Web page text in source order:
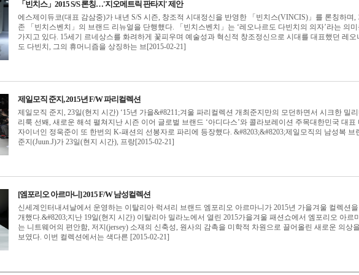
「빈치스」2015 S/S 론칭…'지오메트릭 판타지' 제안
에스제이듀코(대표 감삼중)가 내년 S/S 시즌, 창조적 시대정신을 반영한 「빈치스(VINCIS)」를 론칭하며,
존 「빈치스벤치」의 브랜드 리뉴얼을 단행했다. 「빈치스벤치」는 ‘레오나르도 다빈치의 의자’라는 의미
가지고 있다. 15세기 르네상스를 화려하게 꽃피우며 예술성과 혁신적 창조정신으로 시대를 대표했던 레오
도 다빈치, 그의 휴머니즘을 상징하는 브[2015-02-21]
제일모직 준지, 2015년 F/W 파리컬렉션
제일모직 준지, 23일(현지 시간) ‘15년 가을&#8211;겨울 파리컬렉션 개최준지만의 모던하면서 시크한 밀리
리룩 선봬, 새로운 해석 펼쳐지난 시즌 이어 글로벌 브랜드 ‘아디다스’와 콜라보레이션 주목대한민국 대표
자이너인 정욱준이 또 한번의 K-패션의 선봉자로 파리에 등장했다. &#8203;&#8203;제일모직의 남성복 브
준지(Juun.J)가 23일(현지 시간), 프랑[2015-02-21]
[엠포리오 아르마니] 2015 F/W 남성컬렉션
신세계인터내셔날에서 운영하는 이탈리아 럭셔리 브랜드 엠포리오 아르마니가 2015년 가을겨울 컬렉션
개했다.&#8203;지난 19일(현지 시간) 이탈리아 밀라노에서 열린 2015가을겨울 패션쇼에서 엠포리오 아르
는 니트웨어의 편안함, 저지(jersey) 소재의 신축성, 원사의 감촉을 미학적 차원으로 끌어올린 새로운 의상
보였다. 이번 컬렉션에서는 색다른 [2015-02-21]